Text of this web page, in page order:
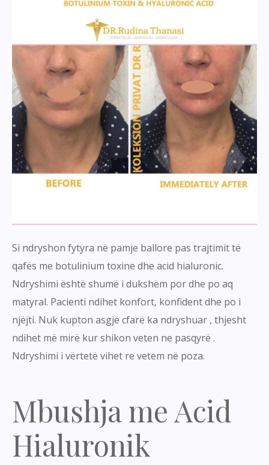
Si ndryshon fytyra në pamje ballore pas trajtimit të
qafës me botulinium toxine dhe acid hialuronic.
Ndryshimi është shumë i dukshëm por dhe po aq
matyral. Pacienti ndihet konfort, konfident dhe po i
njëjti. Nuk kupton asgjë cfarë ka ndryshuar , thjesht
ndihet më mirë kur shikon veten ne pasqyrë .
Ndryshimi i vërtetë vihet re vetem në poza.
Mbushja me Acid
Hialuronik